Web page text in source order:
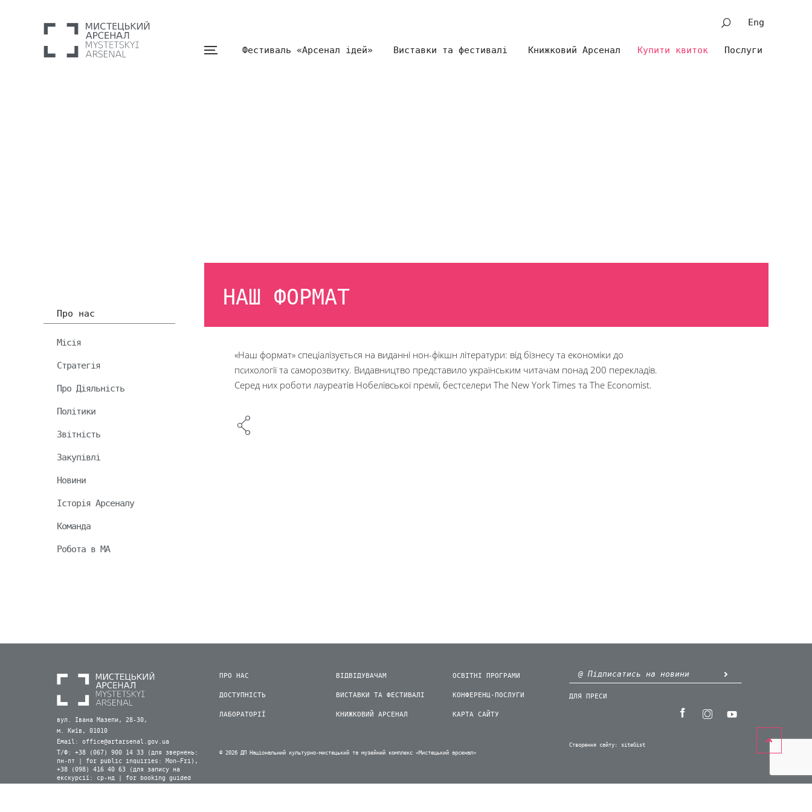
Eng
Фестиваль «Арсенал ідей» Виставки та фестивалі Книжковий Арсенал Послуги
Купити квиток
Про нас
Місія
Стратегія
Про Діяльність
Політики
Звітність
Закупівлі
Новини
Історія Арсеналу
Команда
Робота в МА
НАШ ФОРМАТ
«Наш формат» спеціалізується на виданні нон-фікшн літератури: від бізнесу та економіки до
психології та саморозвитку. Видавництво представило українським читачам понад 200 перекладів.
Серед них роботи лауреатів Нобелівської премії, бестселери The New York Times та The Economist.
вул. Івана Мазепи, 28-30,
м. Київ, 01010
Email: office@artarsenal.gov.ua
Т/Ф: +38 (067) 900 14 33 (для звернень:
пн-пт | for public inquiries: Mon–Fri),
+38 (098) 416 40 63 (для запису на
екскурсії: ср-нд | for booking guided
ПРО НАС
ДОСТУПНІСТЬ
ЛАБОРАТОРІЇ
ВІДВІДУВАЧАМ
ВИСТАВКИ ТА ФЕСТИВАЛІ
КНИЖКОВИЙ АРСЕНАЛ
ОСВІТНІ ПРОГРАМИ
КОНФЕРЕНЦ-ПОСЛУГИ
КАРТА САЙТУ
© 2026 ДП Національний культурно-мистецький та музейний комплекс «Мистецький арсенал»
ДЛЯ ПРЕСИ
Створення сайту: siteGist